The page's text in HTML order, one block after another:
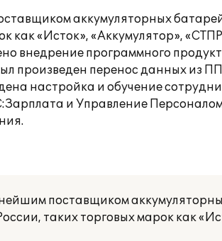
аккумуляторных
как «Исток», «Аккумулятор»,
внедрение программного
произведен перенос данных из
настройка и обучение
и Управление
поставщиком
таких торговых марок как